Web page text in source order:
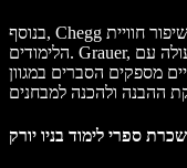
בנוסף, Chegg מציעה מדריכי לימוד ומשאבים בחינם לשיפור חוויית
הלימודים. Grauer, גוף חינוכי מוכר, משתף פעולה עם Chegg לספק
מספקים הסברים במגוון